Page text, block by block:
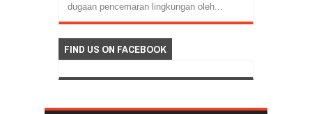
dugaan pencemaran lingkungan oleh...
FIND US ON FACEBOOK